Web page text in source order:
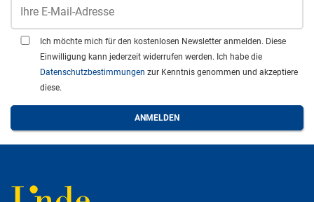
Ich möchte mich für den kostenlosen Newsletter anmelden. Diese
Einwilligung kann jederzeit widerrufen werden. Ich habe die
Datenschutzbestimmungen zur Kenntnis genommen und akzeptiere
diese.